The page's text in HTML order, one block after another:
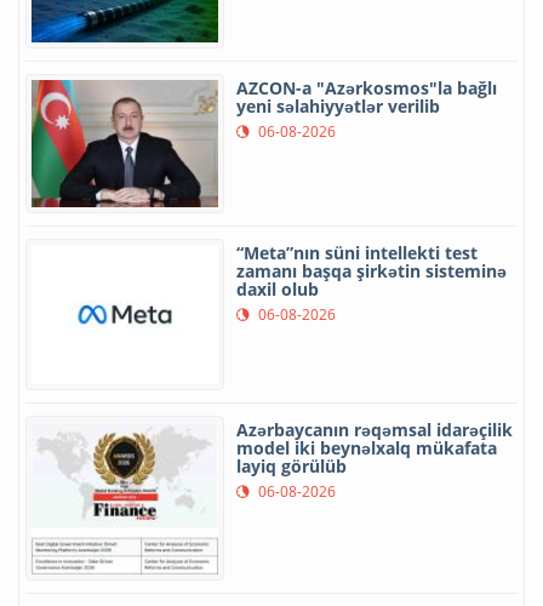
AZCON-a "Azərkosmos"la bağlı
yeni səlahiyyətlər verilib
06-08-2026
“Meta”nın süni intellekti test
zamanı başqa şirkətin sisteminə
daxil olub
06-08-2026
Azərbaycanın rəqəmsal idarəçilik
model iki beynəlxalq mükafata
layiq görülüb
06-08-2026